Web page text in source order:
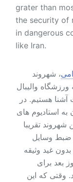
grater than
the security of
in dangerous
like Iran.
، شهروند
ورزشگاه والیبال
آشنا هستیم. در
به استادیوم های
تقریبا
ضبط وسایل
غید وثیقه
بعد برای
وقتی که این